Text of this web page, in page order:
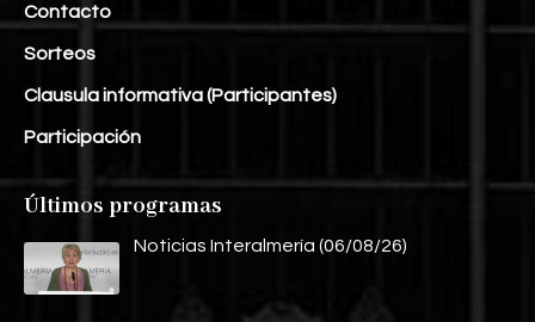
Contacto
Sorteos
Clausula informativa (Participantes)
Participación
Últimos programas
Noticias Interalmería (06/08/26)